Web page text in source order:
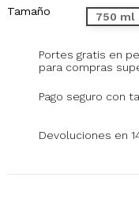
Tamaño 750 ml
Portes gratis en
para compras
Pago seguro con
Devoluciones en